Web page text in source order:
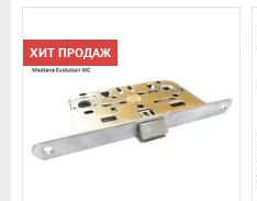
ХИТ ПРОДАЖ